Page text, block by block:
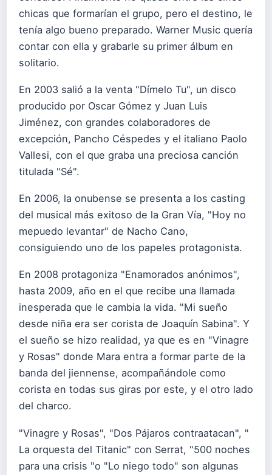
chicas que formarían el grupo, pero el destino, le
tenía algo bueno preparado. Warner Music quería
contar con ella y grabarle su primer álbum en
solitario.
En 2003 salió a la venta "Dímelo Tu", un disco
producido por Oscar Gómez y Juan Luis
Jiménez, con grandes colaboradores de
excepción, Pancho Céspedes y el italiano Paolo
Vallesi, con el que graba una preciosa canción
titulada "Sé".
En 2006, la onubense se presenta a los casting
del musical más exitoso de la Gran Vía, "Hoy no
mepuedo levantar" de Nacho Cano,
consiguiendo uno de los papeles protagonista.
En 2008 protagoniza "Enamorados anónimos",
hasta 2009, año en el que recibe una llamada
inesperada que le cambia la vida. "Mi sueño
desde niña era ser corista de Joaquín Sabina". Y
el sueño se hizo realidad, ya que es en "Vinagre
y Rosas" donde Mara entra a formar parte de la
banda del jiennense, acompañándole como
corista en todas sus giras por este, y el otro lado
del charco.
"Vinagre y Rosas", "Dos Pájaros contraatacan", "
La orquesta del Titanic" con Serrat, "500 noches
para una crisis "o "Lo niego todo" son algunas